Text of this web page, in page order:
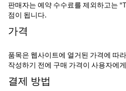
판매자는 예약 수수료를 제외하고는
점이 됩니다.
가격
품목은 웹사이트에 열거된 가격에 따
작성하기 전에 구매 가격이 사용자에
결제 방법